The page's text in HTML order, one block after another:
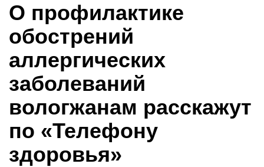
О профилактике
обострений
аллергических
заболеваний
вологжанам расскажут
по «Телефону
здоровья»